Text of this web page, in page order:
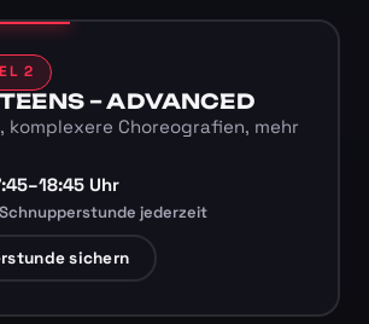
2
– ADVANCED
komplexere Choreografien, mehr
Uhr
jederzeit
sichern